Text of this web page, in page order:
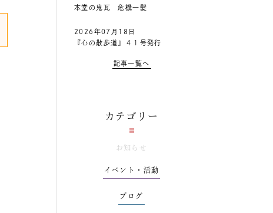
本堂の鬼瓦 危機一髪
2026年07月18日
『心の散歩道』４１号発行
記事一覧へ
カテゴリー
お知らせ
イベント・活動
ブログ